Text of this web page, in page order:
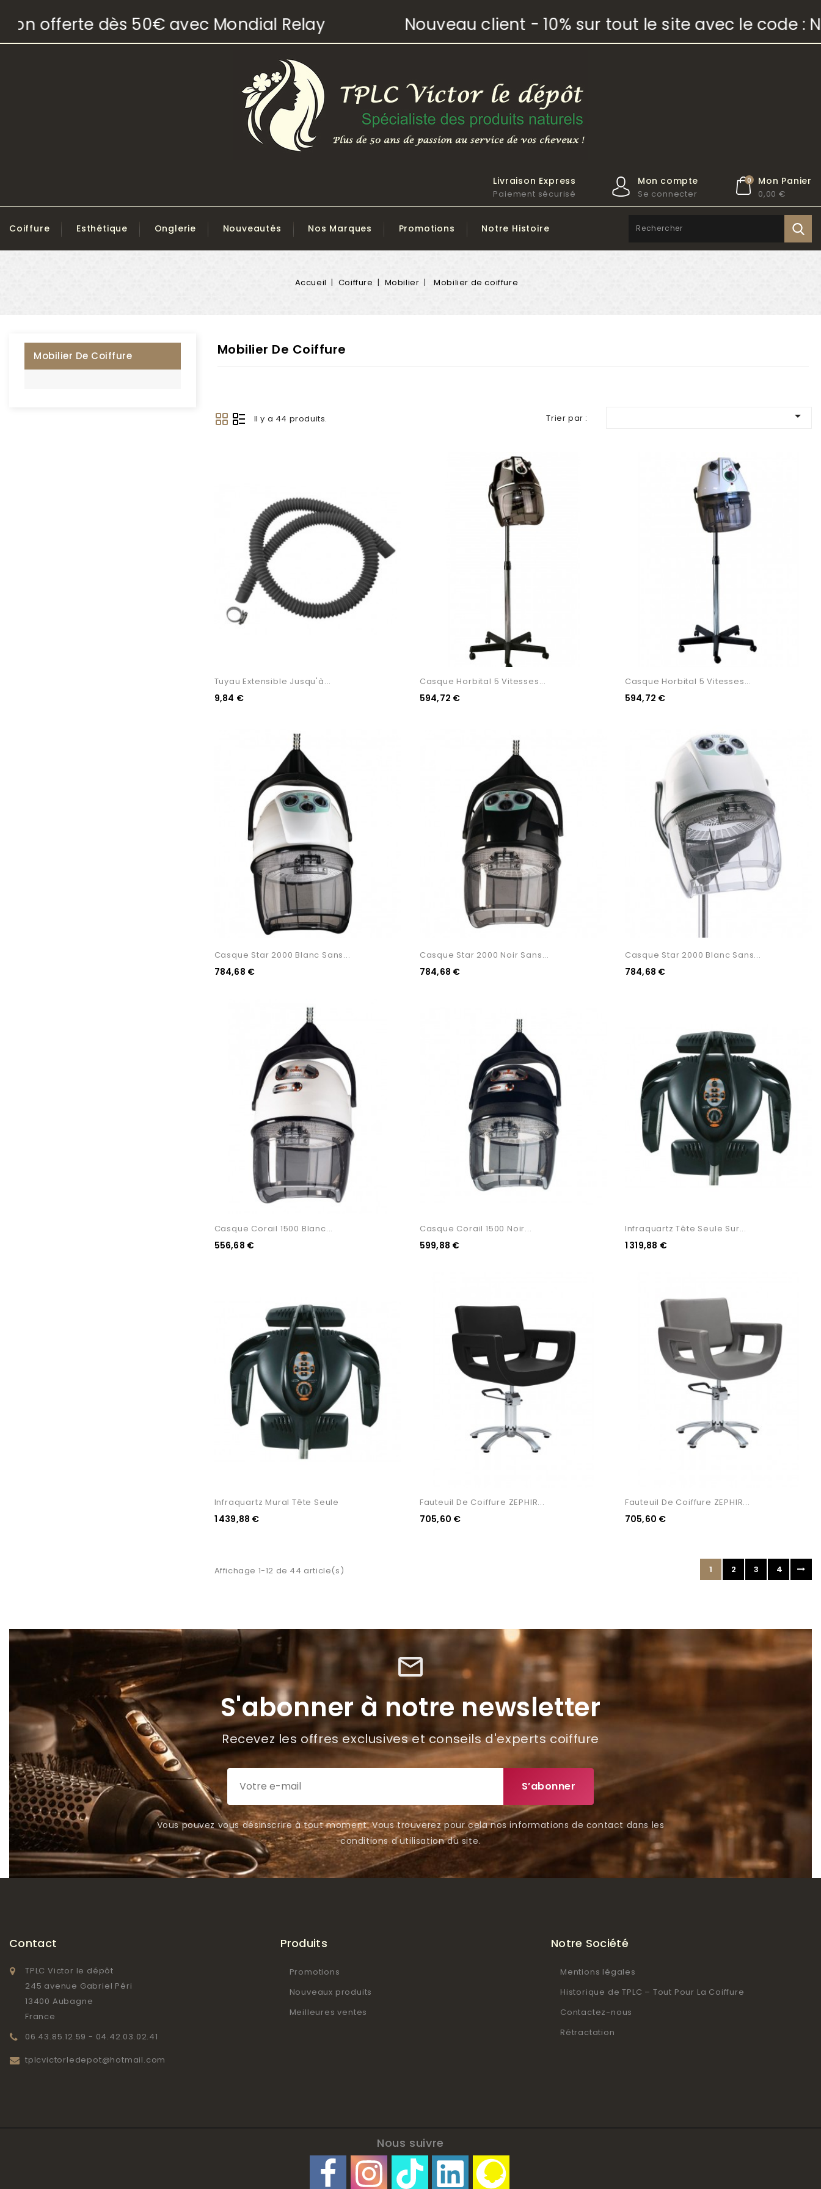
offerte dès 50€ avec Mondial Relay Nouveau client - 10% sur tout le site avec le code :
Mon Panier
0,00 €
0
Mon compte
Se connecter
Livraison Express
Paiement sécurisé
Coiffure Esthétique Onglerie Nouveautés Nos Marques Promotions Notre Histoire
Accueil Coiffure Mobilier Mobilier de coiffure
Mobilier De Coiffure Mobilier De Coiffure
Il y a 44 produits. Trier par : 
Tuyau Extensible Jusqu'à...
9,84 €
Casque Horbital 5 Vitesses...
594,72 €
Casque Horbital 5 Vitesses...
594,72 €
Casque Star 2000 Blanc Sans...
784,68 €
Casque Star 2000 Noir Sans...
784,68 €
Casque Star 2000 Blanc Sans...
784,68 €
Casque Corail 1500 Blanc...
556,68 €
Casque Corail 1500 Noir...
599,88 €
Infraquartz Tête Seule Sur...
1 319,88 €
Infraquartz Mural Tête Seule
1 439,88 €
Fauteuil De Coiffure ZEPHIR...
705,60 €
Fauteuil De Coiffure ZEPHIR...
705,60 €
Affichage 1-12 de 44 article(s) 1 2 3 4
mail_outline
S'abonner à notre newsletter
Recevez les offres exclusives et conseils d'experts coiffure
Vous pouvez vous désinscrire à tout moment. Vous trouverez pour cela nos informations de contact dans les
conditions d'utilisation du site.
Contact
TPLC Victor le dépôt
245 avenue Gabriel Péri
13400 Aubagne
France
06.43.85.12.59 - 04.42.03.02.41
tplcvictorledepot@hotmail.com
Produits
Promotions
Nouveaux produits
Meilleures ventes
Notre Société
Mentions légales
Historique de TPLC – Tout Pour La Coiffure
Contactez-nous
Rétractation
Nous suivre